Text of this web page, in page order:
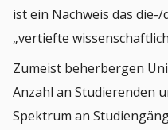
ist ein Nachweis das
„vertiefte
Zumeist beherbergen
Anzahl an Studierenden
Spektrum an